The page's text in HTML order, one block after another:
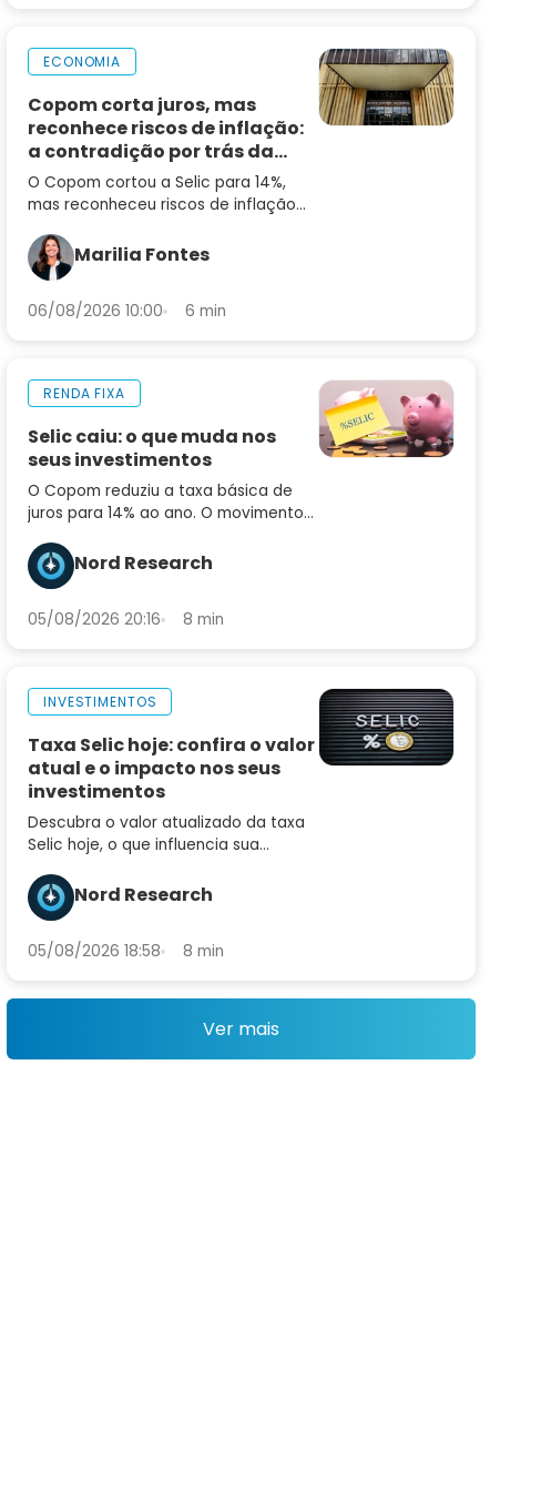
ECONOMIA
Copom corta juros, mas
reconhece riscos de inflação:
a contradição por trás da
decisão
O Copom cortou a Selic para 14%,
mas reconheceu riscos de inflação
por que ainda não é hora de
aumentar risco
Marilia Fontes
06/08/2026 10:00 6 min
RENDA FIXA
Selic caiu: o que muda nos
seus investimentos
O Copom reduziu a taxa básica de
juros para 14% ao ano. O movimento
trouxe sinais importantes sobre os
próximos passos
Nord Research
05/08/2026 20:16 8 min
INVESTIMENTOS
Taxa Selic hoje: confira o valor
atual e o impacto nos seus
investimentos
Descubra o valor atualizado da taxa
Selic hoje, o que influencia sua
investimentos, empréstimos e a
economia brasileira
Nord Research
05/08/2026 18:58 8 min
Ver mais